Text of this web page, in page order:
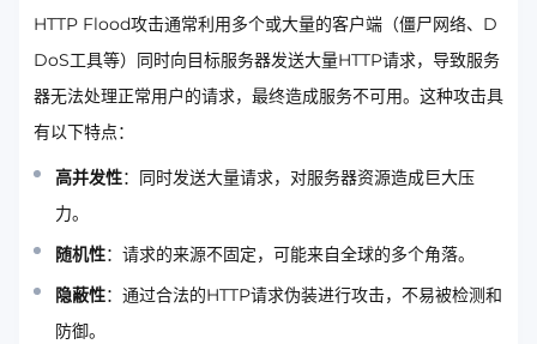
HTTP Flood攻击通常利用多个或大量的客户端（僵尸网络、D
DoS工具等）同时向目标服务器发送大量HTTP请求，导致服务
器无法处理正常用户的请求，最终造成服务不可用。这种攻击具
有以下特点：
高并发性：同时发送大量请求，对服务器资源造成巨大压
力。
随机性：请求的来源不固定，可能来自全球的多个角落。
隐蔽性：通过合法的HTTP请求伪装进行攻击，不易被检测和
防御。